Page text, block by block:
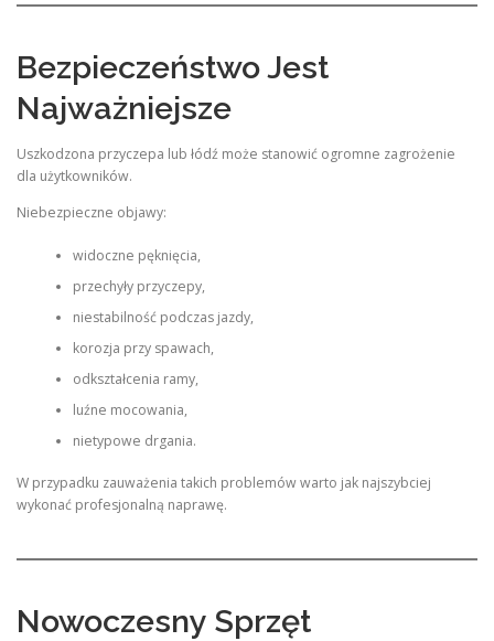
Bezpieczeństwo Jest
Najważniejsze
Uszkodzona przyczepa lub łódź może stanowić ogromne zagrożenie
dla użytkowników.
Niebezpieczne objawy:
widoczne pęknięcia,
przechyły przyczepy,
niestabilność podczas jazdy,
korozja przy spawach,
odkształcenia ramy,
luźne mocowania,
nietypowe drgania.
W przypadku zauważenia takich problemów warto jak najszybciej
wykonać profesjonalną naprawę.
Nowoczesny Sprzęt